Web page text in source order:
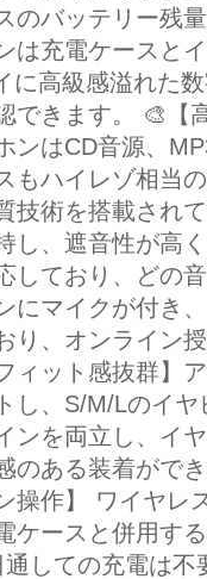
のバッテリー残
は充電ケースと
に高級感溢れた
できます。 🎨【
ンはCD音源、
もハイレゾ相当
技術を搭載され
し、遮音性が高
しており、どの
にマイクが付き
り、オンライン
ィット感抜群】
し、S/M/Lのイ
ンを両立し、イ
のある装着がで
操作】 ワイヤレ
ケースと併用す
通しての充電は